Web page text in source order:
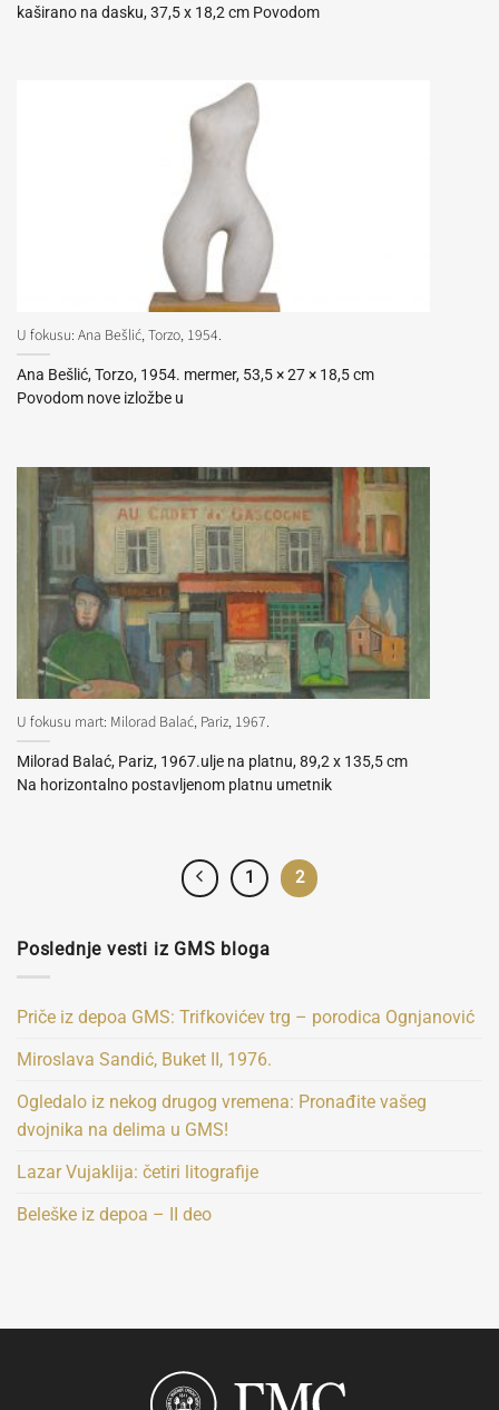
kaširano na dasku, 37,5 x 18,2 cm Povodom
U fokusu: Ana Bešlić, Torzo, 1954.
Ana Bešlić, Torzo, 1954. mermer, 53,5 × 27 × 18,5 cm
Povodom nove izložbe u
U fokusu mart: Milorad Balać, Pariz, 1967.
Milorad Balać, Pariz, 1967.ulje na platnu, 89,2 x 135,5 cm
Na horizontalno postavljenom platnu umetnik
1 2
Poslednje vesti iz GMS bloga
Priče iz depoa GMS: Trifkovićev trg – porodica Ognjanović
Miroslava Sandić, Buket II, 1976.
Ogledalo iz nekog drugog vremena: Pronađite vašeg
dvojnika na delima u GMS!
Lazar Vujaklija: četiri litografije
Beleške iz depoa – II deo